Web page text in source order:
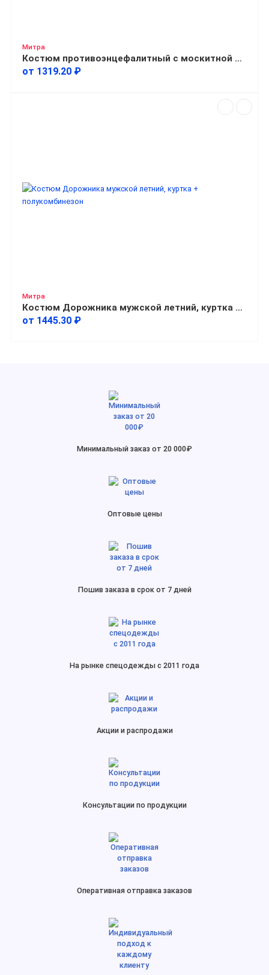
Митра
Костюм противоэнцефалитный с москитной сеткой мужской летний
от 1319.20 ₽
Митра
Костюм Дорожника мужской летний, куртка + полукомбинезон
от 1445.30 ₽
Минимальный заказ от 20 000₽
Оптовые цены
Пошив заказа в срок от 7 дней
На рынке спецодежды с 2011 года
Акции и распродажи
Консультации по продукции
Оперативная отправка заказов